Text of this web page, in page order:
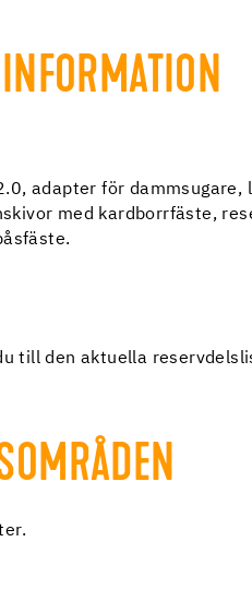
2.0, adapter för
med kardborrfäste,
till den aktuella